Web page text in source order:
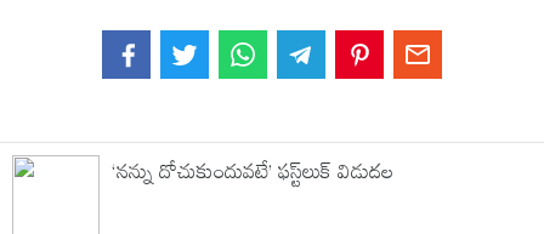
‘నన్ను దోచుకుందువటే’ ఫస్ట్‌లుక్‌ విడుదల